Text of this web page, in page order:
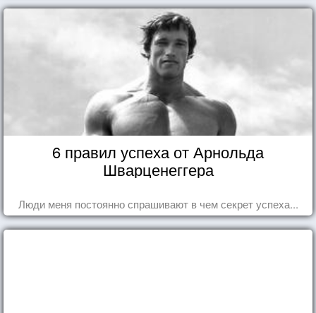
6 правил успеха от Арнольда
Шварценеггера
Люди меня постоянно спрашивают в чем секрет успеха...